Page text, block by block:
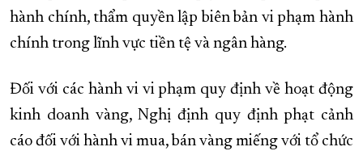
hành chính, thẩm quyền lập biên bản vi phạm hành
chính trong lĩnh vực tiền tệ và ngân hàng.
Đối với các hành vi vi phạm quy định về hoạt động
kinh doanh vàng, Nghị định quy định phạt cảnh
cáo đối với hành vi mua, bán vàng miếng với tổ chức